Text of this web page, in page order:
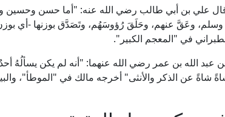
علي بن أبي طالب رضي الله عنه: "أما حسن
وسلم، وعَقَّ عنهم، وحَلَقَ رُؤوسَهُم، وتَصَدَّق بوزنها -أي
في "المعجم الكبير".
عبد الله بن عمر رضي الله عنهما: "أنه لم يكن يسألُهُ
شاةً عن الذكر والأنثى" أخرجه مالك في "الموطأ"،